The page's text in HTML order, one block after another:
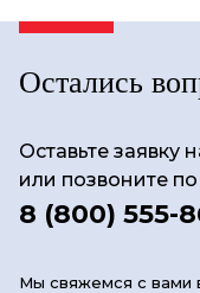
Остались
Оставьте заявку
или позвоните
8 (800) 555-
Мы свяжемся с вами